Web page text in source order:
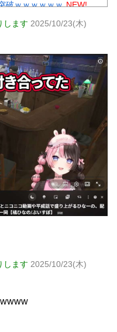
破ｗｗｗｗｗｗ NEW!
あ。買いに行くか」店
懲りずに密会継続→ガル
ｗｗ NEW!
ガル民騒然→トピ乱立に
坂46運営会社の株式を
バー】【窪田康志】
坂46運営会社の株式を
バー】【窪田康志】
します 2025/10/23(木)
します 2025/10/23(木)